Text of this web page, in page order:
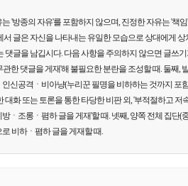
'방종의 자유'를 포함하지 않으며, 진정한 자유는 '책
서 글은 자신을 나타내는 유일한 모습으로 상대에게
댓글을 남깁시다. 다음 사항을 주의하지 않으면 글쓰
관한 댓글을 게재'해 불필요한 분란을 조성할 때. 둘째,
인신공격ㆍ비아냥(누리꾼 필명을 비하하는 것까지 포
대화 또는 토론을 통한 타당한 비판 외, '부적절하고 저
ㆍ조롱ㆍ폄하 글을 게재'할 때. 넷째, 양쪽 전체 집단(
비하ㆍ폄하 글을 게재할 때.